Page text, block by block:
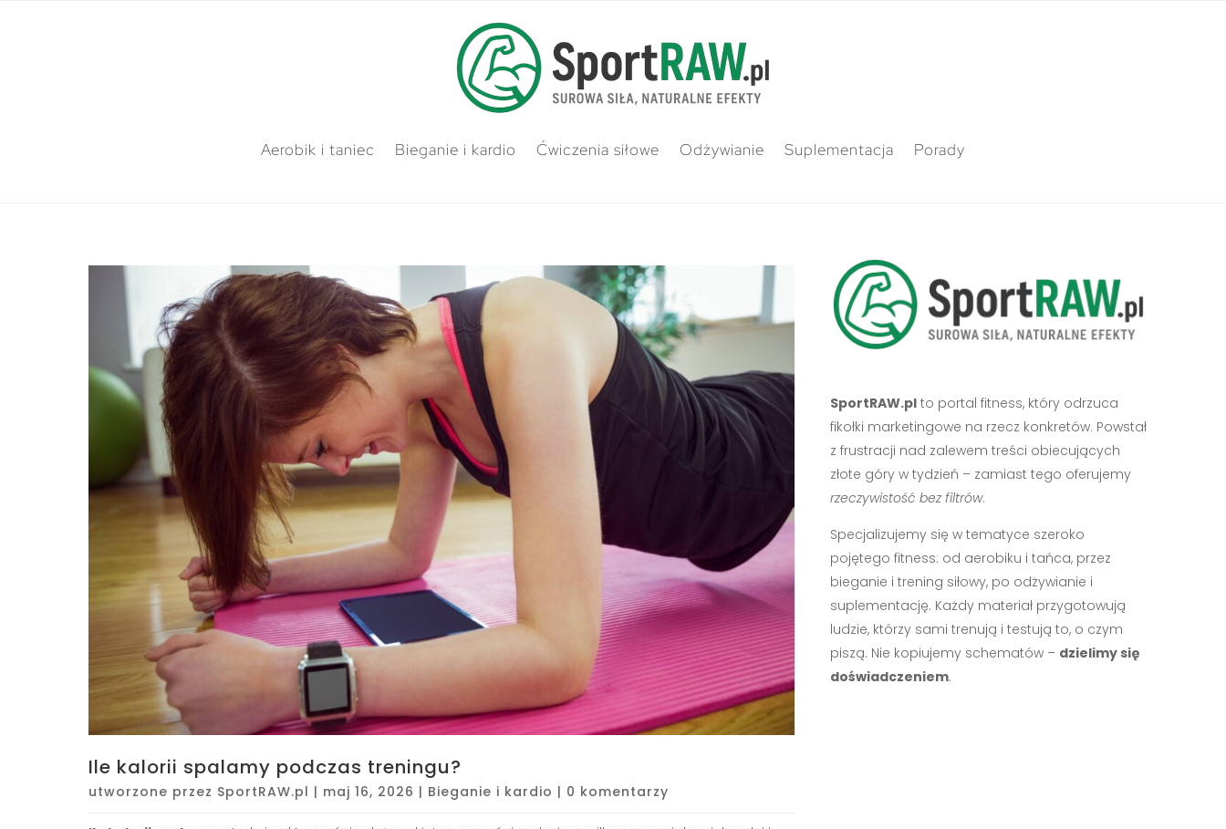
Aerobik i taniec Bieganie i kardio Ćwiczenia siłowe Odżywianie Suplementacja Porady
Ile kalorii spalamy podczas treningu?
utworzone przez SportRAW.pl | maj 16, 2026 | Bieganie i kardio | 0 komentarzy
SportRAW.plto portal fitness, który odrzuca
fikołki marketingowe na rzecz konkretów. Powstał
z frustracji nad zalewem treści obiecujących
złote góry w tydzień – zamiast tego oferujemy
rzeczywistość bez filtrów.
Specjalizujemy się w tematyce szeroko
pojętego fitness: od aerobiku i tańca, przez
bieganie i trening siłowy, po odżywianie i
suplementację. Każdy materiał przygotowują
ludzie, którzy sami trenują i testują to, o czym
piszą. Nie kopiujemy schematów – dzielimy się
doświadczeniem.